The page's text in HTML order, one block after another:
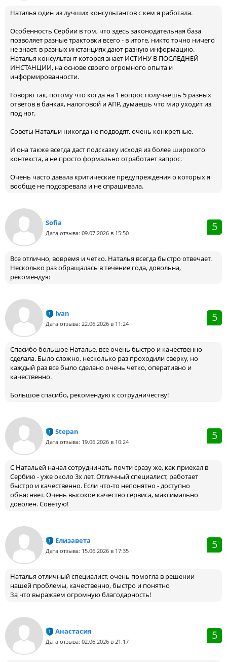
Наталья один из лучших консультантов с кем я работала.
Особенность Сербии в том, что здесь законодательная база
позволяет разные трактовки всего - в итоге, никто точно ничего
не знает, в разных инстанциях дают разную информацию.
Наталья консультант которая знает ИСТИНУ В ПОСЛЕДНЕЙ
ИНСТАНЦИИ, на основе своего огромного опыта и
информированности.
Говорю так, потому что когда на 1 вопрос получаешь 5 разных
ответов в банках, налоговой и АПР, думаешь что мир уходит из
под ног.
Советы Натальи никогда не подводят, очень конкретные.
И она также всегда даст подсказку исходя из более широкого
контекста, а не просто формально отработает запрос.
Очень часто давала критические предупреждения о которых я
вообще не подозревала и не спрашивала.
Sofia
Дата отзыва: 09.07.2026 в 15:50 5
Все отлично, вовремя и четко. Наталья всегда быстро отвечает.
Несколько раз обращалась в течение года, довольна,
рекомендую
Ivan
Дата отзыва: 22.06.2026 в 11:24 5
Спасибо большое Наталье, все очень быстро и качественно
сделала. Было сложно, несколько раз проходили сверку, но
каждый раз все было сделано очень четко, оперативно и
качественно.
Большое спасибо, рекомендую к сотрудничеству!
Stepan
Дата отзыва: 19.06.2026 в 10:24 5
С Натальей начал сотрудничать почти сразу же, как приехал в
Сербию - уже около 3х лет. Отличный специалист, работает
быстро и качественно. Если что-то непонятно - доступно
объясняет. Очень высокое качество сервиса, максимально
доволен. Советую!
Елизавета
Дата отзыва: 15.06.2026 в 17:35 5
Наталья отличный специалист, очень помогла в решении
нашей проблемы, качественно, быстро и понятно
За что выражаем огромную благодарность!
Анастасия
Дата отзыва: 02.06.2026 в 21:17 5